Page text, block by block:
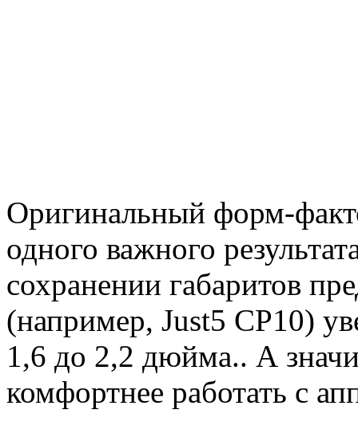
Оригинальный форм-
одного важного
сохранении габаритов
(например, Just5 CP10)
1,6 до 2,2 дюйма.. А
комфортнее работать с